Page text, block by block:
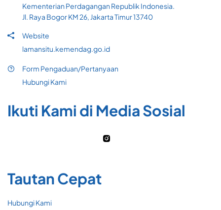
Kementerian Perdagangan Republik Indonesia.
Jl. Raya Bogor KM 26, Jakarta Timur 13740
Website
lamansitu.kemendag.go.id
Form Pengaduan/Pertanyaan
Hubungi Kami
Ikuti Kami di Media Sosial
Tautan Cepat
Hubungi Kami